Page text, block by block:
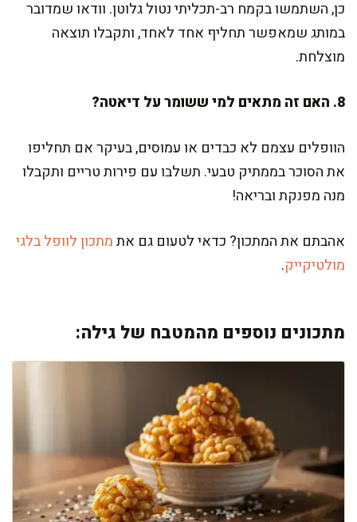
כן, השתמשו בקמח רב-תכליתי נטול גלוטן. וודאו שמדובר
במותג שמאפשר תחליף אחד לאחד, ותקבלו תוצאה
מוצלחת.
8. האם זה מתאים למי ששומר על דיאטה?
הוופלים עצמם לא כבדים או עמוסים, בעיקר אם תחליפו
את הסוכר בממתיק טבעי. תשלבו עם פירות טריים ותקבלו
מנה מפנקת ובריאה!
אהבתם את המתכון? כדאי לטעום גם אתמתכון לוופל בלגי
מולטיקייק.
מתכונים נוספים מהמטבח של גילה: